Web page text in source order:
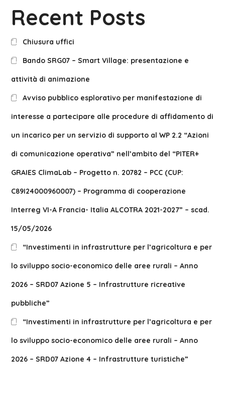
Recent Posts
Chiusura uffici
Bando SRG07 – Smart Village: presentazione e
attività di animazione
Avviso pubblico esplorativo per manifestazione di
interesse a partecipare alle procedure di affidamento di
un incarico per un servizio di supporto al WP 2.2 “Azioni
di comunicazione operativa” nell’ambito del “PITER+
GRAIES ClimaLab – Progetto n. 20782 – PCC (CUP:
C89I24000960007) – Programma di cooperazione
Interreg VI-A Francia- Italia ALCOTRA 2021-2027” – scad.
15/05/2026
“Investimenti in infrastrutture per l’agricoltura e per
lo sviluppo socio-economico delle aree rurali – Anno
2026 – SRD07 Azione 5 – Infrastrutture ricreative
pubbliche”
“Investimenti in infrastrutture per l’agricoltura e per
lo sviluppo socio-economico delle aree rurali – Anno
2026 – SRD07 Azione 4 – Infrastrutture turistiche”